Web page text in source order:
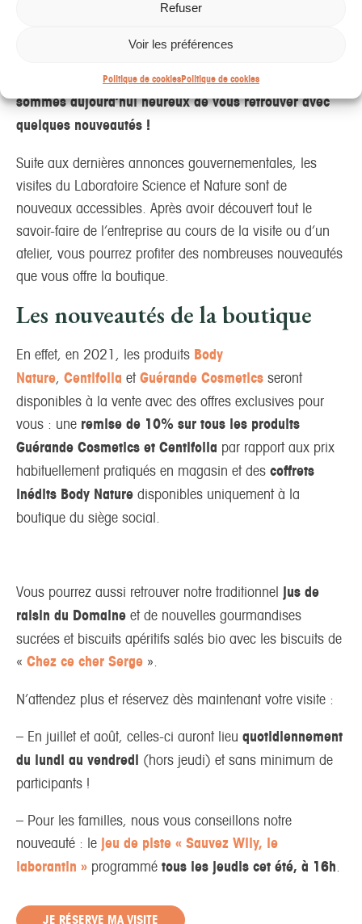
Refuser
Voir les préférences
Politique de cookiesPolitique de cookies
Après quelques semaines de fermeture forcée, nous
sommes aujourd’hui heureux de vous retrouver avec
quelques nouveautés !
Suite aux dernières annonces gouvernementales, les
visites du Laboratoire Science et Nature sont de
nouveaux accessibles. Après avoir découvert tout le
savoir-faire de l’entreprise au cours de la visite ou d’un
atelier, vous pourrez profiter des nombreuses nouveautés
que vous offre la boutique.
Les nouveautés de la boutique
En effet, en 2021, les produits Body
Nature, Centifolia etGuérande Cosmetics seront
disponibles à la vente avec des offres exclusives pour
vous : une remise de 10% sur tous les produits
Guérande Cosmetics et Centifolia par rapport aux prix
habituellement pratiqués en magasin et des coffrets
inédits Body Nature disponibles uniquement à la
boutique du siège social.
Vous pourrez aussi retrouver notre traditionnel jus de
raisin du Domaine et de nouvelles gourmandises
sucrées et biscuits apéritifs salés bio avec les biscuits de
« Chez ce cher Serge ».
N’attendez plus et réservez dès maintenant votre visite :
– En juillet et août, celles-ci auront lieu quotidiennement
du lundi au vendredi (hors jeudi) et sans minimum de
participants !
– Pour les familles, nous vous conseillons notre
nouveauté : le jeu de piste « Sauvez Wily, le
laborantin » programmé tous les jeudis cet été, à 16h
JE RÉSERVE MA VISITE